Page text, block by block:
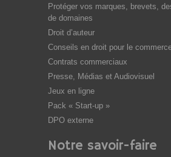
Protéger vos marques, brevets,
de domaines
Droit d’auteur
Conseils en droit pour le
Contrats commerciaux
Presse, Médias et Audiovisuel
Jeux en ligne
Pack « Start-up »
DPO externe
Notre savoir-faire